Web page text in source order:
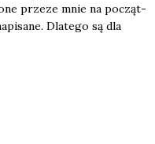
prze­ze mnie na począt­
Dla­te­go są dla